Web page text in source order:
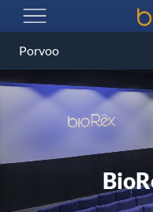
AVAA VALIKKO